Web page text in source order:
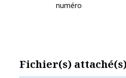
numéro
Fichier(s) attaché(s)